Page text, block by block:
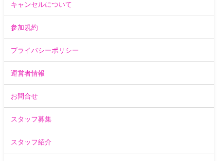
キャンセルについて
参加規約
プライバシーポリシー
運営者情報
お問合せ
スタッフ募集
スタッフ紹介